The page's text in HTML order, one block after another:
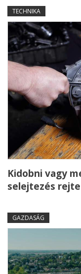
TECHNIKA
Kidobni vagy
selejtezés
GAZDASÁG